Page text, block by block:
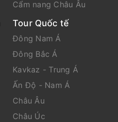
Cẩm nang Châu Âu
Tour Quốc tế
Đông Nam Á
Đông Bắc Á
Kavkaz - Trung Á
Ấn Độ - Nam Á
Châu Âu
Châu Úc